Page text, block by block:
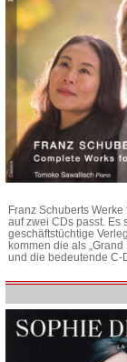
Franz Schuberts
auf zwei CDs passt. Es
geschäftstüchtige
kommen die als
und die bedeutende C-